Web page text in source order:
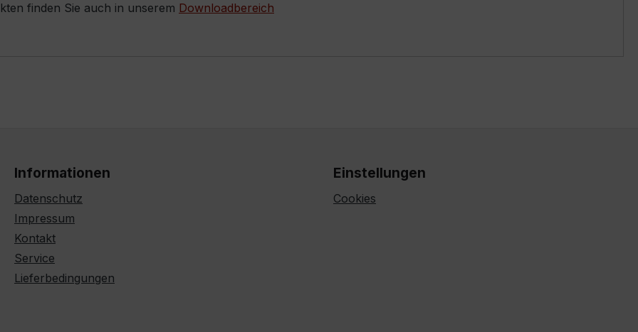
finden Sie auch in unserem Downloadbereich
Informationen
Datenschutz
Impressum
Kontakt
Service
Lieferbedingungen
Einstellungen
Cookies